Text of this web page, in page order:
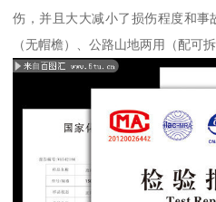
伤，并且大大减小了损伤程度和
（无帽檐）、公路山地两用（配可